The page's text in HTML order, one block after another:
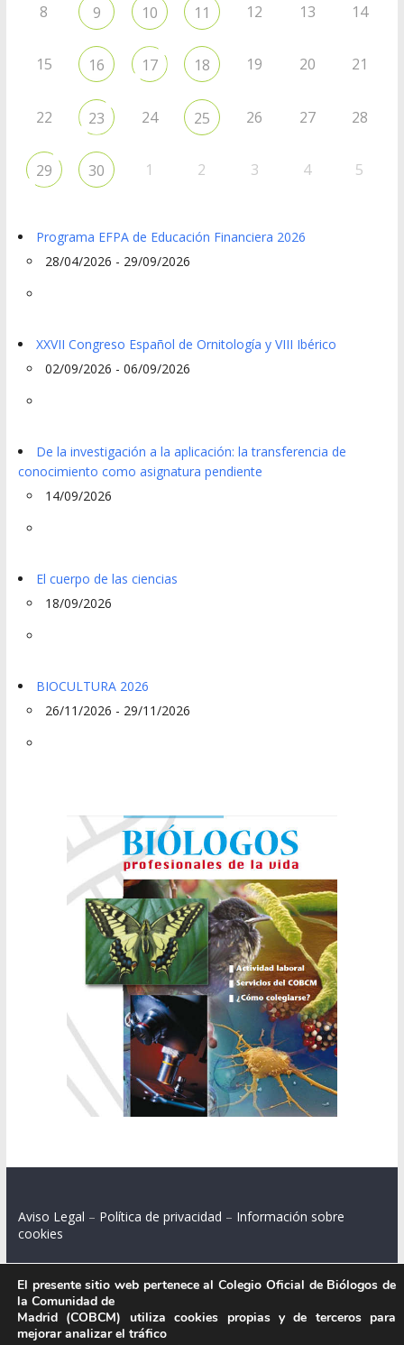
8 9 10 11 12 13 14
15 16 17 18 19 20 21
22 23 24 25 26 27 28
29 30 1 2 3 4 5
Programa EFPA de Educación Financiera 2026
28/04/2026 - 29/09/2026
XXVII Congreso Español de Ornitología y VIII Ibérico
02/09/2026 - 06/09/2026
De la investigación a la aplicación: la transferencia de
conocimiento como asignatura pendiente
14/09/2026
El cuerpo de las ciencias
18/09/2026
BIOCULTURA 2026
26/11/2026 - 29/11/2026
Aviso Legal – Política de privacidad – Información sobre
cookies
Colegio Oficial de Biólogos de la Comunidad de Madrid.
El presente sitio web pertenece al Colegio Oficial de Biólogos de
la Comunidad de
Madrid (COBCM) utiliza cookies propias y de terceros para
mejorar analizar el tráfico